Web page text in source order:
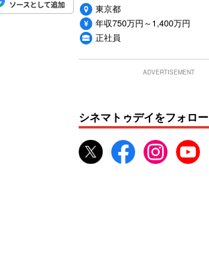
東京都
年収750万円～1,400万円
正社員
ADVERTISEMENT
シネマトゥデイをフォロー